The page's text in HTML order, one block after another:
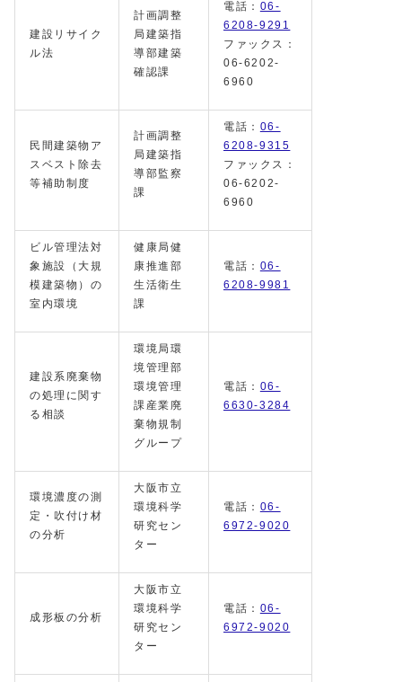
建設リサイク
ル法
計画調整
局建築指
導部建築
確認課
電話： 06-
6208-9291
ファックス：
06-6202-
6960
民間建築物ア
スベスト除去
等補助制度
計画調整
局建築指
導部監察
課
電話： 06-
6208-9315
ファックス：
06-6202-
6960
ビル管理法対
象施設（大規
模建築物）の
室内環境
健康局健
康推進部
生活衛生
課
電話： 06-
6208-9981
建設系廃棄物
の処理に関す
る相談
環境局環
境管理部
環境管理
課産業廃
棄物規制
グループ
電話： 06-
6630-3284
環境濃度の測
定・吹付け材
の分析
大阪市立
環境科学
研究セン
ター
電話： 06-
6972-9020
成形板の分析
大阪市立
環境科学
研究セン
ター
電話： 06-
6972-9020